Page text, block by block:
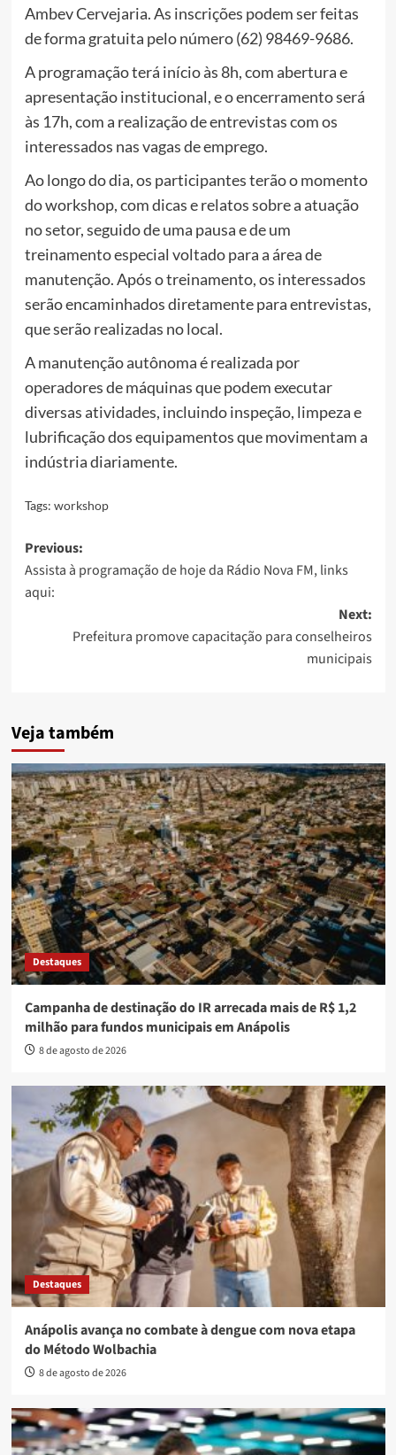
Ambev Cervejaria. As inscrições podem ser feitas
de forma gratuita pelo número (62) 98469-9686.
A programação terá início às 8h, com abertura e
apresentação institucional, e o encerramento será
às 17h, com a realização de entrevistas com os
interessados nas vagas de emprego.
Ao longo do dia, os participantes terão o momento
do workshop, com dicas e relatos sobre a atuação
no setor, seguido de uma pausa e de um
treinamento especial voltado para a área de
manutenção. Após o treinamento, os interessados
serão encaminhados diretamente para entrevistas,
que serão realizadas no local.
A manutenção autônoma é realizada por
operadores de máquinas que podem executar
diversas atividades, incluindo inspeção, limpeza e
lubrificação dos equipamentos que movimentam a
indústria diariamente.
Tags: workshop
Post
navigation
Previous:
Assista à programação de hoje da Rádio Nova FM, links
aqui:
Next:
Prefeitura promove capacitação para conselheiros
municipais
Veja também
Destaques
Campanha de destinação do IR arrecada mais de R$ 1,2
milhão para fundos municipais em Anápolis
8 de agosto de 2026
Destaques
Anápolis avança no combate à dengue com nova etapa
do Método Wolbachia
8 de agosto de 2026